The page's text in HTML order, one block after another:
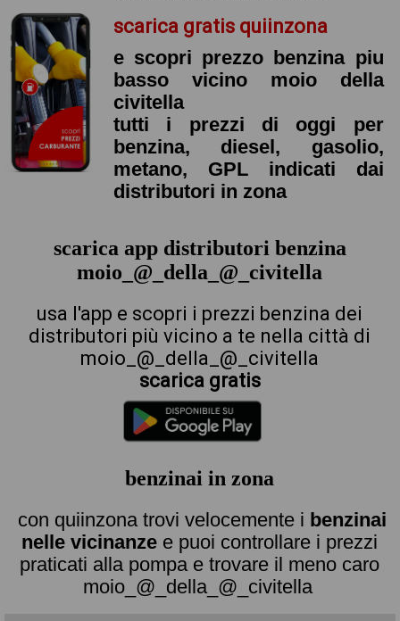
scarica gratis quiinzona
e scopri prezzo benzina piu
basso vicino moio della
civitella
tutti i prezzi di oggi per
benzina, diesel, gasolio,
metano, GPL indicati dai
distributori in zona
scarica app distributori benzina
moio_@_della_@_civitella
usa l'app e scopri i prezzi benzina dei
distributori più vicino a te nella città di
moio_@_della_@_civitella
scarica gratis
benzinai in zona
con quiinzona trovi velocemente i benzinai
nelle vicinanze e puoi controllare i prezzi
praticati alla pompa e trovare il meno caro
moio_@_della_@_civitella